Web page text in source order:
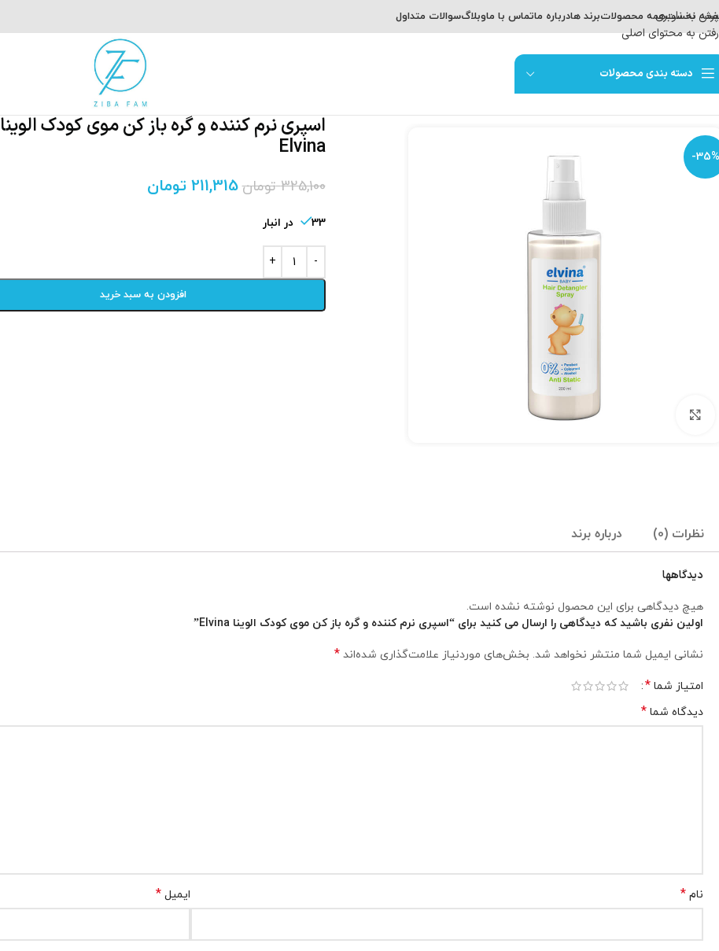
پرش به ناوبری
رفتن به محتوای اصلی
نخستهمه محصولاتبرند هادرباره ماتماس با ماوبلاگسوالات متداول
دسته بندی محصولات
-35%
برای بزرگنمایی کلیک کنید
اسپری نرم کننده و گره باز کن موی کودک الوینا
Elvina
325,100 تومان 211,315 تومان
33 در انبار
افزودن به سبد خرید
نظرات (0) درباره برند
دیدگاهها
هیچ دیدگاهی برای این محصول نوشته نشده است.
اولین نفری باشید که دیدگاهی را ارسال می کنید برای “اسپری نرم کننده و گره باز کن موی کودک الوینا Elvina”
نشانی ایمیل شما منتشر نخواهد شد. بخش‌های موردنیاز علامت‌گذاری شده‌اند *
امتیاز شما *
دیدگاه شما *
نام * ایمیل *